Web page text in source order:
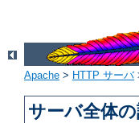
Apache > HTTP サーバ
サーバ全体